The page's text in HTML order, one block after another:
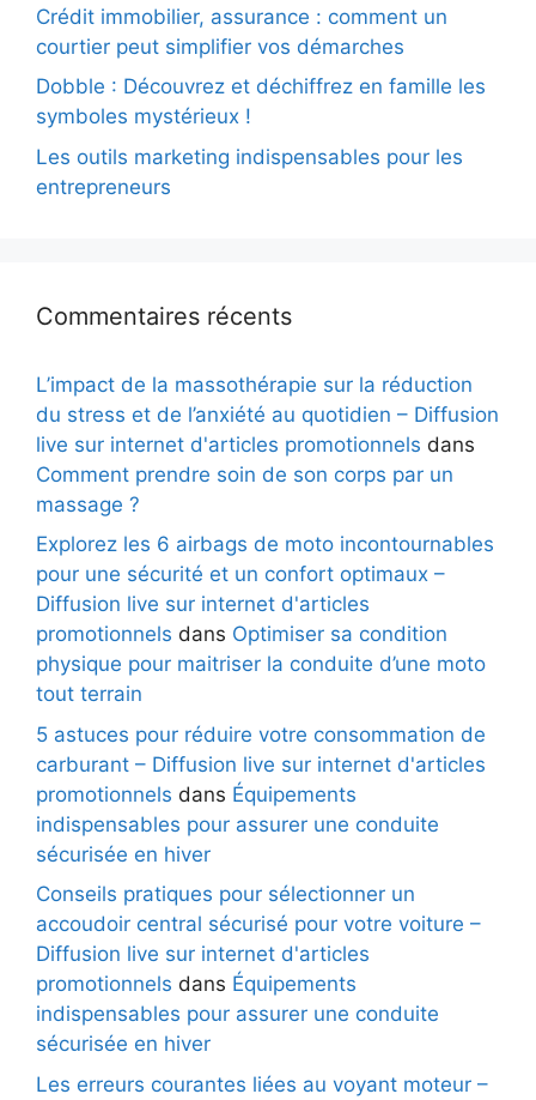
Crédit immobilier, assurance : comment un
courtier peut simplifier vos démarches
Dobble : Découvrez et déchiffrez en famille les
symboles mystérieux !
Les outils marketing indispensables pour les
entrepreneurs
Commentaires récents
L’impact de la massothérapie sur la réduction
du stress et de l’anxiété au quotidien – Diffusion
live sur internet d'articles promotionnels dans
Comment prendre soin de son corps par un
massage ?
Explorez les 6 airbags de moto incontournables
pour une sécurité et un confort optimaux –
Diffusion live sur internet d'articles
promotionnels dans Optimiser sa condition
physique pour maitriser la conduite d’une moto
tout terrain
5 astuces pour réduire votre consommation de
carburant – Diffusion live sur internet d'articles
promotionnels dans Équipements
indispensables pour assurer une conduite
sécurisée en hiver
Conseils pratiques pour sélectionner un
accoudoir central sécurisé pour votre voiture –
Diffusion live sur internet d'articles
promotionnels dans Équipements
indispensables pour assurer une conduite
sécurisée en hiver
Les erreurs courantes liées au voyant moteur –